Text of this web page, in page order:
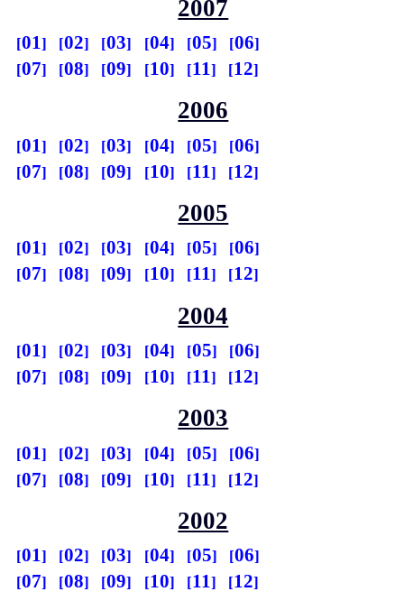
2007
01 02 03 04 05
06
07
08 09 10 11 12
2006
01 02 03 04 05
06
07
08 09 10 11 12
2005
01 02 03 04 05
06
07
08 09 10 11 12
2004
01 02 03 04 05
06
07
08 09 10 11 12
2003
01 02 03 04 05
06
07
08 09 10 11 12
2002
01 02 03 04 05
06
07
08 09 10 11 12